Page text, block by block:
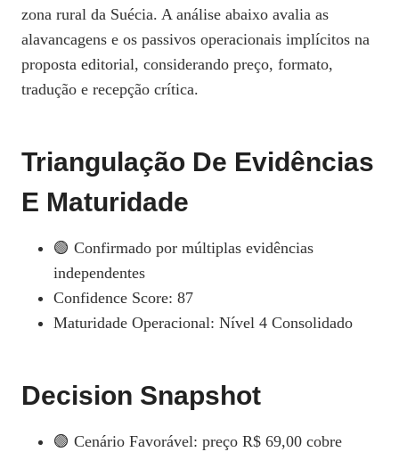
zona rural da Suécia. A análise abaixo avalia as
alavancagens e os passivos operacionais implícitos na
proposta editorial, considerando preço, formato,
tradução e recepção crítica.
Triangulação De Evidências
E Maturidade
🟢 Confirmado por múltiplas evidências
independentes
Confidence Score: 87
Maturidade Operacional: Nível 4 Consolidado
Decision Snapshot
🟢 Cenário Favorável: preço R$ 69,00 cobre